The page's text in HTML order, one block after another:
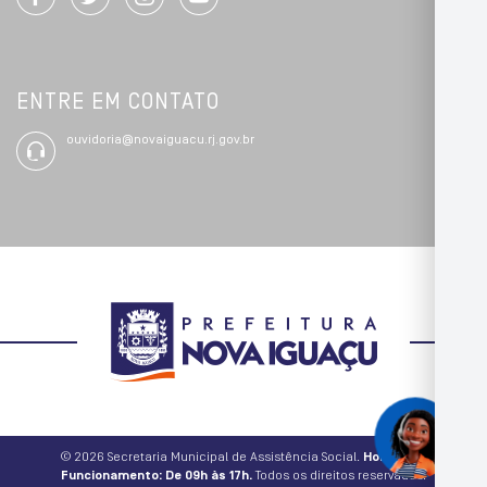
ENTRE EM CONTATO
ouvidoria@novaiguacu.rj.gov.br
© 2026 Secretaria Municipal de Assistência Social. Horário de
Funcionamento: De 09h às 17h. Todos os direitos reservados.